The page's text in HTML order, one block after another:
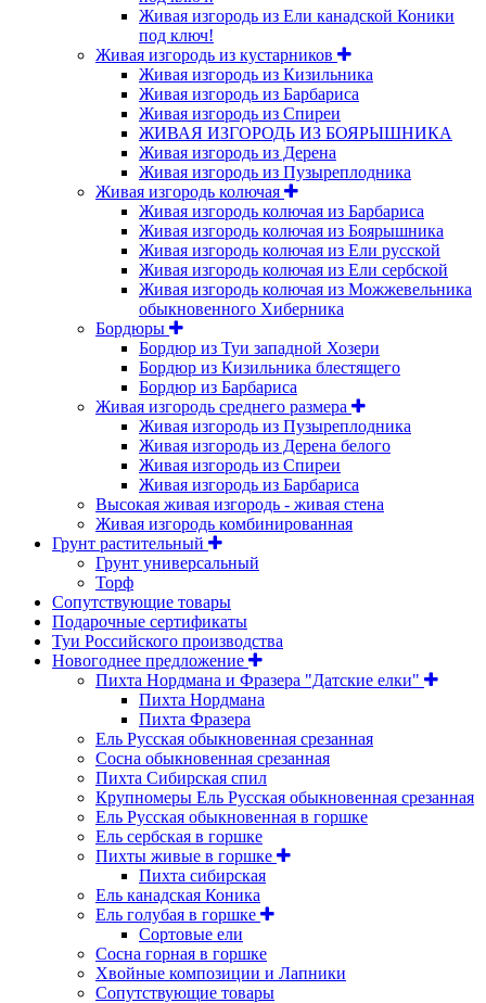
Живая изгородь из Ели канадской Коники
под ключ!
Живая изгородь из кустарников
Живая изгородь из Кизильника
Живая изгородь из Барбариса
Живая изгородь из Спиреи
ЖИВАЯ ИЗГОРОДЬ ИЗ БОЯРЫШНИКА
Живая изгородь из Дерена
Живая изгородь из Пузыреплодника
Живая изгородь колючая
Живая изгородь колючая из Барбариса
Живая изгородь колючая из Боярышника
Живая изгородь колючая из Ели русской
Живая изгородь колючая из Ели сербской
Живая изгородь колючая из Можжевельника
обыкновенного Хиберника
Бордюры
Бордюр из Туи западной Хозери
Бордюр из Кизильника блестящего
Бордюр из Барбариса
Живая изгородь среднего размера
Живая изгородь из Пузыреплодника
Живая изгородь из Дерена белого
Живая изгородь из Спиреи
Живая изгородь из Барбариса
Высокая живая изгородь - живая стена
Живая изгородь комбинированная
Грунт растительный
Грунт универсальный
Торф
Сопутствующие товары
Подарочные сертификаты
Туи Российского производства
Новогоднее предложение
Пихта Нордмана и Фразера "Датские елки"
Пихта Нордмана
Пихта Фразера
Ель Русская обыкновенная срезанная
Сосна обыкновенная срезанная
Пихта Сибирская спил
Крупномеры Ель Русская обыкновенная срезанная
Ель Русская обыкновенная в горшке
Ель сербская в горшке
Пихты живые в горшке
Пихта сибирская
Ель канадская Коника
Ель голубая в горшке
Сортовые ели
Сосна горная в горшке
Хвойные композиции и Лапники
Сопутствующие товары